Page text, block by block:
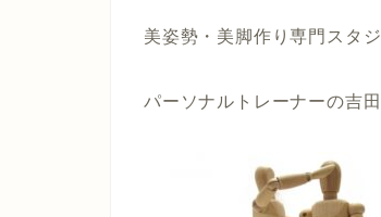
美姿勢・美脚作り専門スタ
パーソナルトレーナーの吉田